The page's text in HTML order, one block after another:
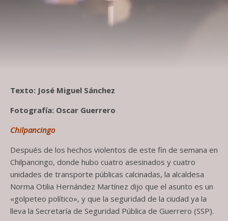
Texto: José Miguel Sánchez
Fotografía: Oscar Guerrero
Chilpancingo
Después de los hechos violentos de este fin de semana en
Chilpancingo, donde hubo cuatro asesinados y cuatro
unidades de transporte públicas calcinadas, la alcaldesa
Norma Otilia Hernández Martínez dijo que el asunto es un
«golpeteo político», y que la seguridad de la ciudad ya la
lleva la Secretaría de Seguridad Pública de Guerrero (SSP).